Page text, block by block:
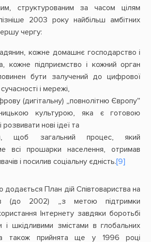
структурованим за часом цілям
2003 року найбільш амбітних
чергу:
кожне домашнє господарство і
кожне підприємство і кожний орган
бути залучений до цифрової
і мережі,
(дигітальну) „повнолітню Європу”
культурою, яка є готовою
розвивати нові ідеї та
щоб загальний процес, який
всі прошарки населення, отримав
і посилив соціальну єдність.[9]
додається План дій Співтовариства на
(до 2002) „з метою підтримки
Інтернету завдяки боротьбі
і шкідливими змістами в глобальних
також прийнята ще у 1996 році